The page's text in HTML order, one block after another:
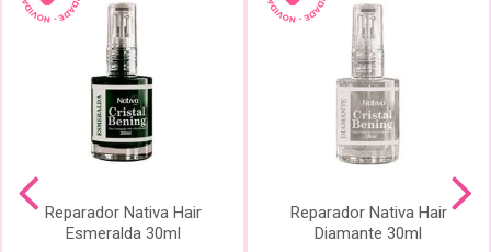
Reparador Nativa Hair
Esmeralda 30ml
Reparador Nativa Hair
Diamante 30ml